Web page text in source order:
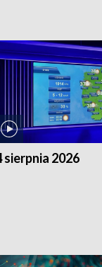
sierpnia 2026